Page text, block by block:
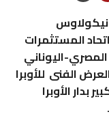
نيكولاوس
المستثمرات
اليوناني
الفنى للأوبرا
بدار الأوبرا